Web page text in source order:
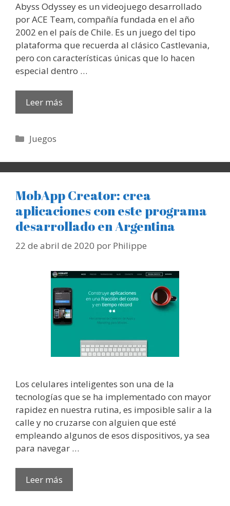
Abyss Odyssey es un videojuego desarrollado
por ACE Team, compañía fundada en el año
2002 en el país de Chile. Es un juego del tipo
plataforma que recuerda al clásico Castlevania,
pero con características únicas que lo hacen
especial dentro …
Leer más
Categorías
Juegos
MobApp Creator: crea
aplicaciones con este programa
desarrollado en Argentina
22 de abril de 2020 por Philippe
Los celulares inteligentes son una de la
tecnologías que se ha implementado con mayor
rapidez en nuestra rutina, es imposible salir a la
calle y no cruzarse con alguien que esté
empleando algunos de esos dispositivos, ya sea
para navegar …
Leer más